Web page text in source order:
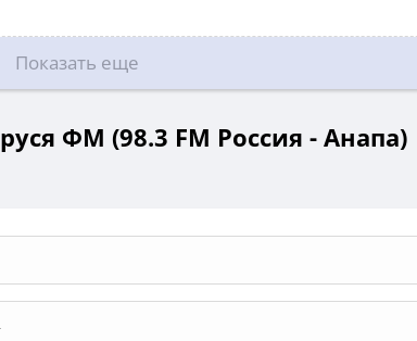
Показать еще
ФМ (98.3 FM Россия - Анапа)